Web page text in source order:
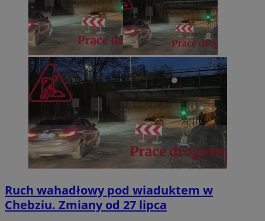
Ruch wahadłowy pod wiaduktem w
Chebziu. Zmiany od 27 lipca